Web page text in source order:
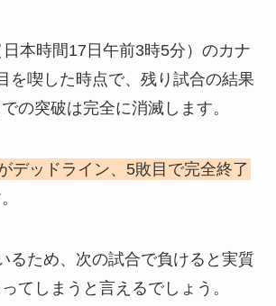
本時間17日午前3時5分）のカナ
を喫した時点で、残り試合の結果
の突破は完全に消滅します。
デッドライン、5敗目で完全終了
るため、次の試合で負けると実質
てしまうと言えるでしょう。